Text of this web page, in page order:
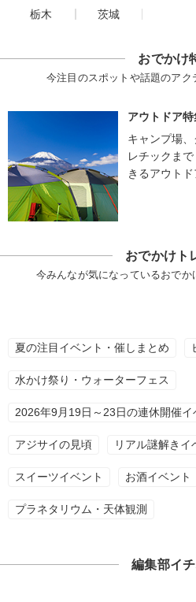
栃木
茨城
おでかけ
今注目のスポットや話題のアク
アウトドア特
キャンプ場
レチックま
きるアウト
おでかけト
今みんなが気になっているおでか
夏の注目イベント・催しまとめ
水かけ祭り・ウォーターフェス
2026年9月19日～23日の連休開催イ
アジサイの見頃 リアル謎解きイ
スイーツイベント お酒イベント
プラネタリウム・天体観測
編集部イ